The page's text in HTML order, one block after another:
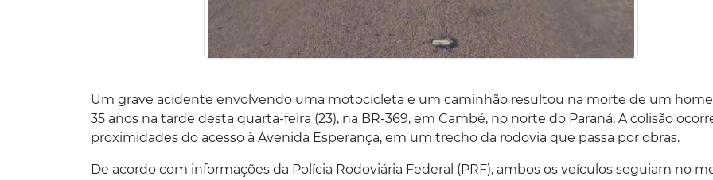
Um grave acidente envolvendo uma motocicleta e um caminhão resultou na morte de um
35 anos na tarde desta quarta-feira (23), na BR-369, em Cambé, no norte do Paraná. A colisão
proximidades do acesso à Avenida Esperança, em um trecho da rodovia que passa por obras.
De acordo com informações da Polícia Rodoviária Federal (PRF), ambos os veículos seguiam no